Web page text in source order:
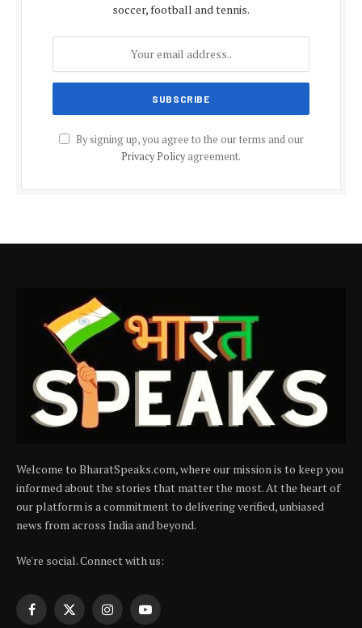
soccer, football and tennis.
By signing up, you agree to the our terms and our
Privacy Policyagreement.
Welcome to BharatSpeaks.com, where our mission is to keep you
informed about the stories that matter the most. At the heart of
our platform is a commitment to delivering verified, unbiased
news from across India and beyond.
We're social. Connect with us:
Facebook
X
InstagramYouTube